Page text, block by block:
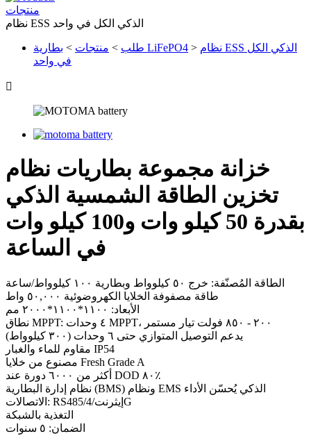
منتجات
نظام ESS الذكي الكل في واحد
طلب > منتجات > بطارية LiFePO4 > نظام ESS الذكي الكل
في واحد

خزانة مجموعة بطاريات نظام
تخزين الطاقة الشمسية الذكي
بقدرة 50 كيلو وات و100 كيلو وات
في الساعة
الطاقة المُصنّفة: خرج ٥٠ كيلوواط وبطارية ١٠٠ كيلوواط/ساعة
طاقة مصفوفة الخلايا الكهروضوئية ٥٠,٠٠٠ واط
الأبعاد: ١١٠٠*١١٠٠*٢٠٠٠ مم
نطاق MPPT: ٤ وحدات MPPT، ٢٠٠ - ٨٥٠ فولت تيار مستمر
يدعم التوصيل المتوازي حتى ٦ وحدات (٣٠٠ كيلوواط)
مقاوم للماء والغبار IP54
مصنوع من خلايا Fresh Grade A
أكثر من ٦٠٠٠ دورة عند DOD ٨٠٪
نظام إدارة البطارية (BMS) ونظام EMS الذكي يُحسّن الأداء
الاتصالات: RS485/إيثرنت/4G
التغذية بالشبكة
الضمان: ٥ سنوات